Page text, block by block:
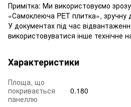
Примітка: Ми використовуємо
«Самоклеюча PET плитка», зручну
У документах під час
використовуватися інше технічне
Характеристики
Площа, що
покривається
панеллю
0.180